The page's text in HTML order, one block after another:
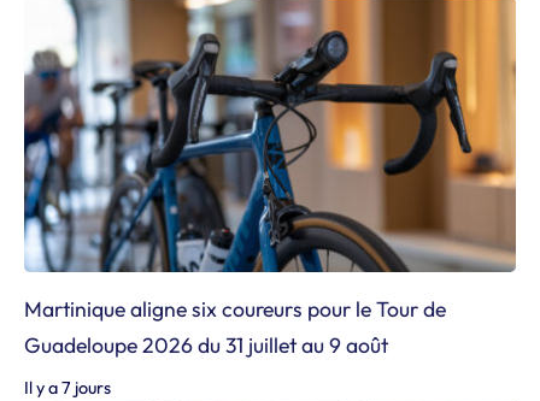
Martinique aligne six coureurs pour le Tour de
Guadeloupe 2026 du 31 juillet au 9 août
Il y a 7 jours